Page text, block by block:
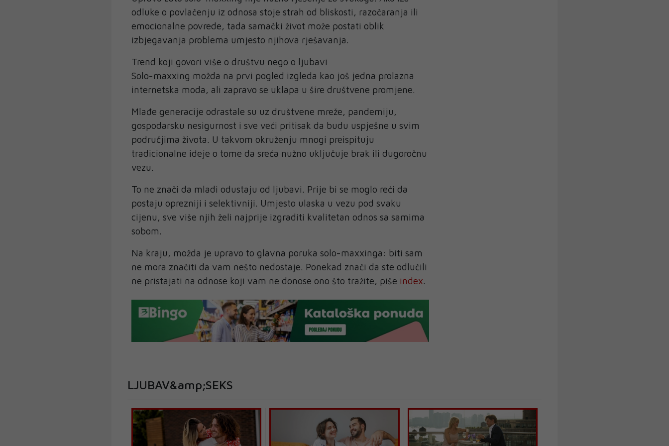
odluke o povlačenju iz odnosa stoje strah od bliskosti, razočaranja ili
emocionalne povrede, tada samački život može postati oblik
izbjegavanja problema umjesto njihova rješavanja.
Trend koji govori više o društvu nego o ljubavi
Solo-maxxing možda na prvi pogled izgleda kao još jedna prolazna
internetska moda, ali zapravo se uklapa u šire društvene promjene.
Mlađe generacije odrastale su uz društvene mreže, pandemiju,
gospodarsku nesigurnost i sve veći pritisak da budu uspješne u svim
područjima života. U takvom okruženju mnogi preispituju
tradicionalne ideje o tome da sreća nužno uključuje brak ili dugoročnu
vezu.
To ne znači da mladi odustaju od ljubavi. Prije bi se moglo reći da
postaju oprezniji i selektivniji. Umjesto ulaska u vezu pod svaku
cijenu, sve više njih želi najprije izgraditi kvalitetan odnos sa samima
sobom.
Na kraju, možda je upravo to glavna poruka solo-maxxinga: biti sam
ne mora značiti da vam nešto nedostaje. Ponekad znači da ste odlučili
ne pristajati na odnose koji vam ne donose ono što tražite, piše index.
LJUBAV&amp;SEKS